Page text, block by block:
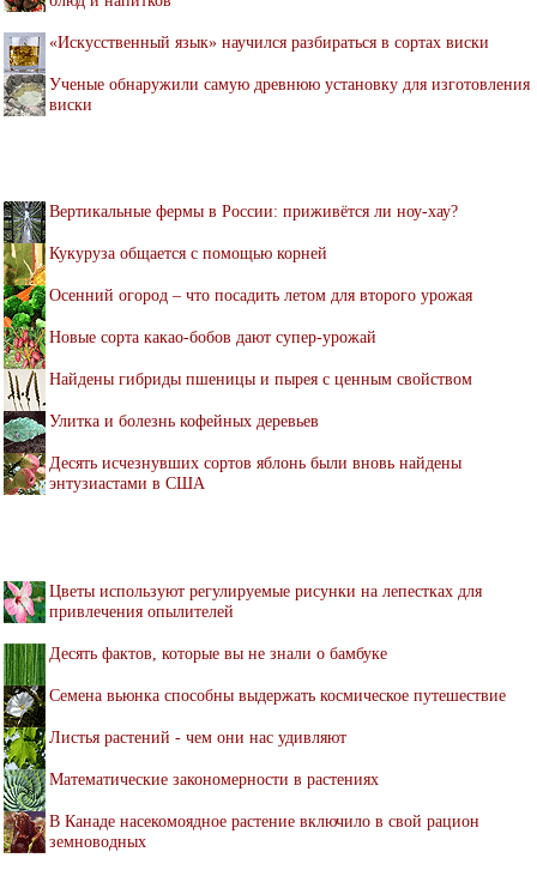
«Искусственный язык» научился разбираться в сортах виски
Ученые обнаружили самую древнюю установку для изготовления
виски
Вертикальные фермы в России: приживётся ли ноу-хау?
Кукуруза общается с помощью корней
Осенний огород – что посадить летом для второго урожая
Новые сорта какао-бобов дают супер-урожай
Найдены гибриды пшеницы и пырея с ценным свойством
Улитка и болезнь кофейных деревьев
Десять исчезнувших сортов яблонь были вновь найдены
энтузиастами в США
Цветы используют регулируемые рисунки на лепестках для
привлечения опылителей
Десять фактов, которые вы не знали о бамбуке
Семена вьюнка способны выдержать космическое путешествие
Листья растений - чем они нас удивляют
Математические закономерности в растениях
В Канаде насекомоядное растение включило в свой рацион
земноводных